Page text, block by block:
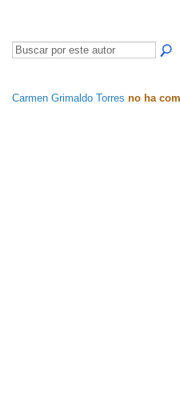
Carmen Grimaldo Torres no ha